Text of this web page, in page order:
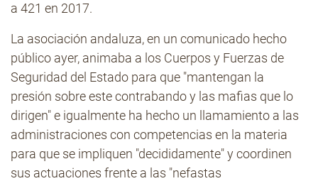
a 421 en 2017.
La asociación andaluza, en un comunicado hecho
público ayer, animaba a los Cuerpos y Fuerzas de
Seguridad del Estado para que "mantengan la
presión sobre este contrabando y las mafias que lo
dirigen" e igualmente ha hecho un llamamiento a las
administraciones con competencias en la materia
para que se impliquen "decididamente" y coordinen
sus actuaciones frente a las "nefastas